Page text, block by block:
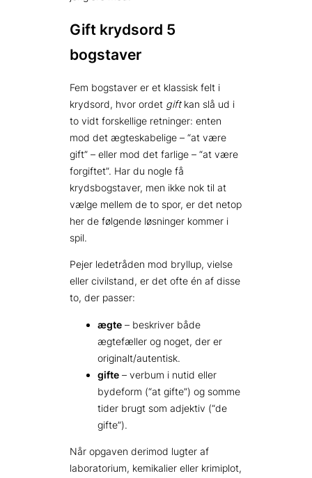
Gift krydsord 5
bogstaver
Fem bogstaver er et klassisk felt i
krydsord, hvor ordet giftkan slå ud i
to vidt forskellige retninger: enten
mod det ægteskabelige – “at være
gift” – eller mod det farlige – “at være
forgiftet”. Har du nogle få
krydsbogstaver, men ikke nok til at
vælge mellem de to spor, er det netop
her de følgende løsninger kommer i
spil.
Pejer ledetråden mod bryllup, vielse
eller civilstand, er det ofte én af disse
to, der passer:
ægte – beskriver både
ægtefæller og noget, der er
originalt/autentisk.
gifte – verbum i nutid eller
bydeform (“at gifte”) og somme
tider brugt som adjektiv (“de
gifte”).
Når opgaven derimod lugter af
laboratorium, kemikalier eller krimiplot,